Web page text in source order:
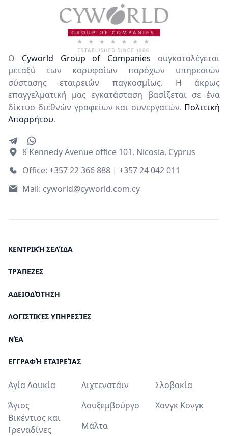
ΚΕΝΤΡΙΚΉ ΣΕΛΊΔΑ
ΤΡΆΠΕΖΕΣ
ΑΔΕΙΟΔΌΤΗΣΗ
ΛΟΓΙΣΤΙΚΈΣ ΥΠΗΡΕΣΊΕΣ
ΝΈΑ
ΕΓΓΡΑΦΉ ΕΤΑΙΡΕΊΑΣ
Αγία Λουκία
Άγιος
Βικέντιος και
Γρεναδίνες
Λιχτενστάιν
Λουξεμβούργο
Μάλτα
Σλοβακία
Χονγκ Κονγκ
Ο Cyworld Group of Companies συγκαταλέγεται
μεταξύ των κορυφαίων παρόχων υπηρεσιών
σύστασης εταιρειών παγκοσμίως. Η άκρως
επαγγελματική μας εγκατάσταση βασίζεται σε ένα
δίκτυο διεθνών γραφείων και συνεργατών. Πολιτική
Απορρήτου.
8 Kennedy Avenue office 101, Nicosia, Cyprus
Office: +357 22 366 888 | +357 24 042 011
Mail: cyworld@cyworld.com.cy